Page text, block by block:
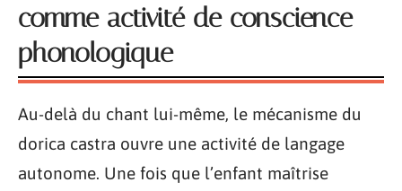
comme activité de conscience
phonologique
Au-delà du chant lui-même, le mécanisme du
dorica castra ouvre une activité de langage
autonome. Une fois que l’enfant maîtrise